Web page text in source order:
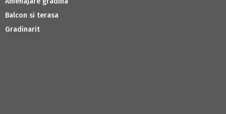
Balcon si terasa
Gradinarit